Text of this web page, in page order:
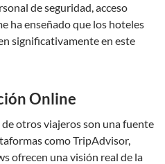
de seguridad, acceso
ha enseñado que los hoteles
significativamente en este
Online
otros viajeros son una fuente
como TripAdvisor,
ofrecen una visión real de la